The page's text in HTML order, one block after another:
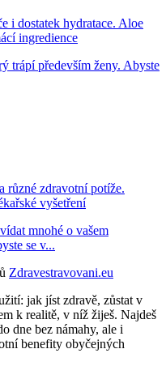
i dostatek hydratace. Aloe
ingredience
trápí především ženy. Abyste
různé zdravotní potíže.
vyšetření
mnohé o vašem
se v...
Zdravestravovani.eu
jak jíst zdravě, zůstat v
k realitě, v níž žiješ. Najdeš
dne bez námahy, ale i
benefity obyčejných